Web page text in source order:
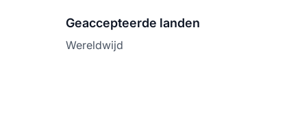
Geaccepteerde landen
Wereldwijd